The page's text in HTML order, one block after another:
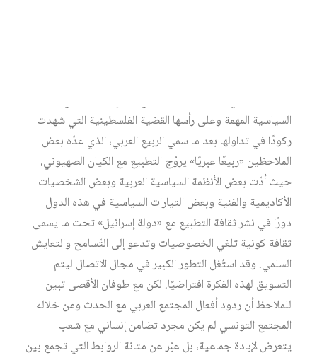
السياسية المهمة وعلى رأسها القضية الفلسطينية التي شهدت
ركودًا في تداولها بعد ما سمي الربيع العربي، الذي عدّه بعض
الملاحظين «ربيعًا عبريًا» يروّج التطبيع مع الكيان الصهيوني،
حيث أدّت بعض الأنظمة السياسية العربية وبعض الشخصيات
الأكاديمية والفنية وبعض التيارات السياسية في هذه الدول
دورًا في نشر ثقافة التطبيع مع «دولة إسرائيل» تحت ما يسمى
ثقافة كونية تلغي الخصوصيات وتدعو إلى التّسامح والتعايش
السلمي. وقد استُغل التطور الكبير في مجال الاتصال ليتم
التسويق لهذه الفكرة افتراضيًا. لكن مع طوفان الأقصى تبين
للملاحظ أن ردود أفعال المجتمع العربي مع الحدث ومن خلاله
المجتمع التونسي لم يكن مجرد تضامن إنساني مع شعب
يتعرض لإبادة جماعية، بل عبّر عن متانة الروابط التي تجمع بين